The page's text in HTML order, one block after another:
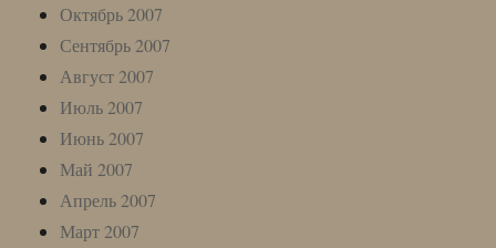
Октябрь 2007
Сентябрь 2007
Август 2007
Июль 2007
Июнь 2007
Май 2007
Апрель 2007
Март 2007